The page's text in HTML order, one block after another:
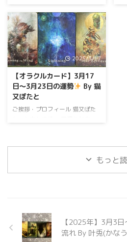
ロットリーデ ...
oracle です。 期間限定で、週間
占いの記事を書かせていただいて
おりました。 今回がひとまず最
終回となります！最後までお付き
合いどうぞよろしくお願いいたし
ます
今回は3月24日（月）〜3
月31日（月）までの期間につい
て、オラクルカードからアドバイ
スメッセージをお届けします。
ピンときたメッセージをお守りに
して、毎日を過ごしてみてくださ
は、神託、つまり神 ...
最
2025/3/17
【オラクルカード】3月17
日〜3月23日の運勢
By 猫
又ぽたと
ご挨拶・プロフィール 猫又ぽた
けします。 人間さんが豊かな毎
日を過ごせるように 猫又生を邁
て１週間を過ごしてみてくださ
い。 どうやって占うのか？ 私の
占術は「オラクルカードリーディ
もっと
【2025年】3月3
流れ By 叶兎(かな